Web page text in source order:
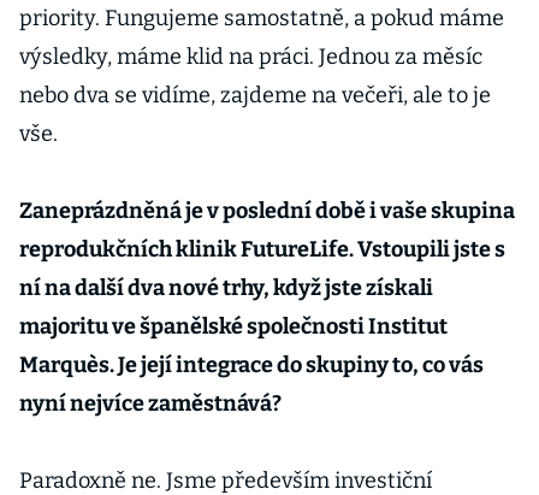
priority. Fungujeme samostatně, a pokud máme
výsledky, máme klid na práci. Jednou za měsíc
nebo dva se vidíme, zajdeme na večeři, ale to je
vše.
Zaneprázdněná je v poslední době i vaše skupina
reprodukčních klinik FutureLife. Vstoupili jste s
ní na další dva nové trhy, když jste získali
majoritu ve španělské společnosti Institut
Marquès. Je její integrace do skupiny to, co vás
nyní nejvíce zaměstnává?
Paradoxně ne. Jsme především investiční